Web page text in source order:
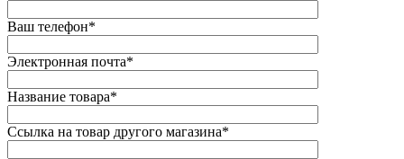
Ваш телефон*
Электронная почта*
Название товара*
Ссылка на товар другого магазина*